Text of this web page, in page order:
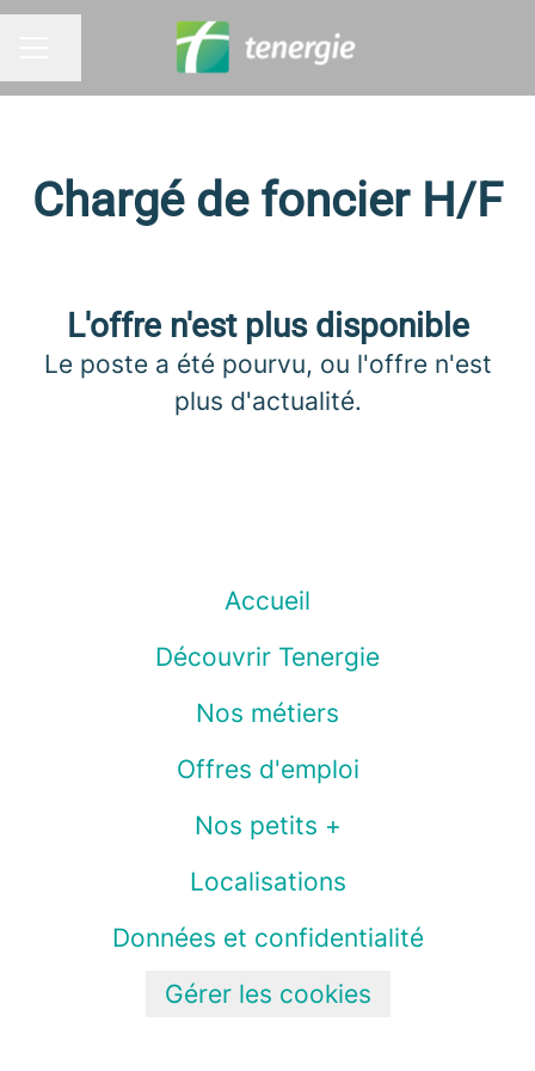
Partager la page
Chargé de foncier H/F
L'offre n'est plus disponible
Le poste a été pourvu, ou l'offre n'est
plus d'actualité.
Accueil
Découvrir Tenergie
Nos métiers
Offres d'emploi
Nos petits +
Localisations
Données et confidentialité
Gérer les cookies